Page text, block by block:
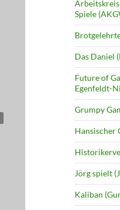
Spiele
Das Daniel
Future of
Egenfeldt-
Grumpy
Hansischer
Jörg spielt
Kaliban